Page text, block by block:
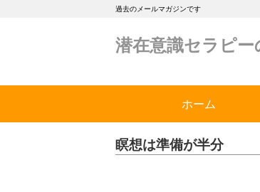
過去のメールマガジンです
潜在意識セラピ
ホーム
瞑想は準備が半分